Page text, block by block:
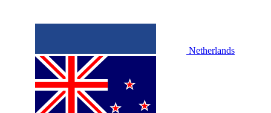
Netherlands